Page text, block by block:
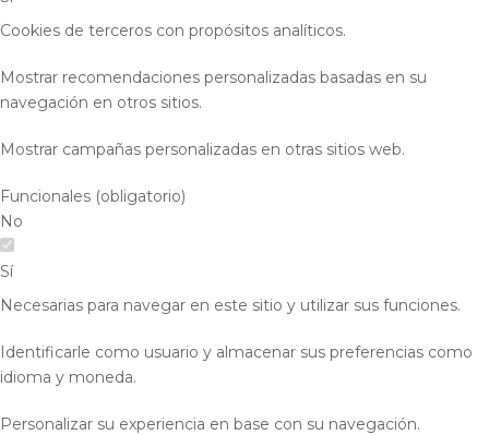
Cookies de terceros con propósitos analíticos.
Mostrar recomendaciones personalizadas basadas en su
navegación en otros sitios.
Mostrar campañas personalizadas en otras sitios web.
Funcionales (obligatorio)
No
Sí
Necesarias para navegar en este sitio y utilizar sus funciones.
Identificarle como usuario y almacenar sus preferencias como
idioma y moneda.
Personalizar su experiencia en base con su navegación.